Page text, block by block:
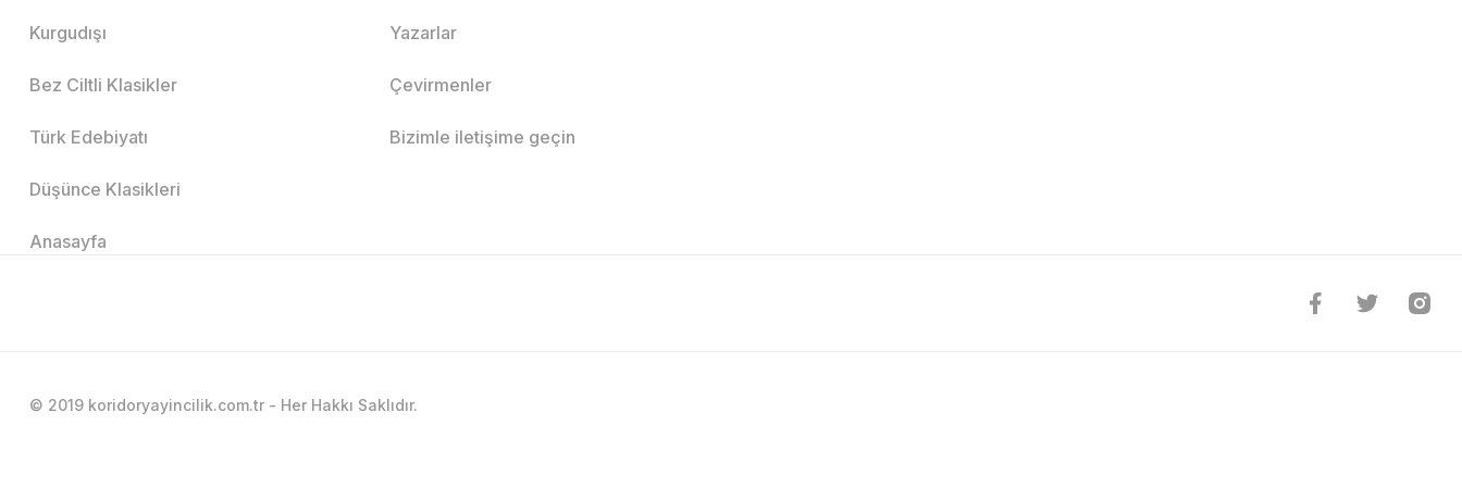
Kurgudışı
Bez Ciltli Klasikler
Türk Edebiyatı
Düşünce Klasikleri
Anasayfa
Yazarlar
Çevirmenler
Bizimle iletişime geçin
© 2019 koridoryayincilik.com.tr - Her Hakkı Saklıdır.